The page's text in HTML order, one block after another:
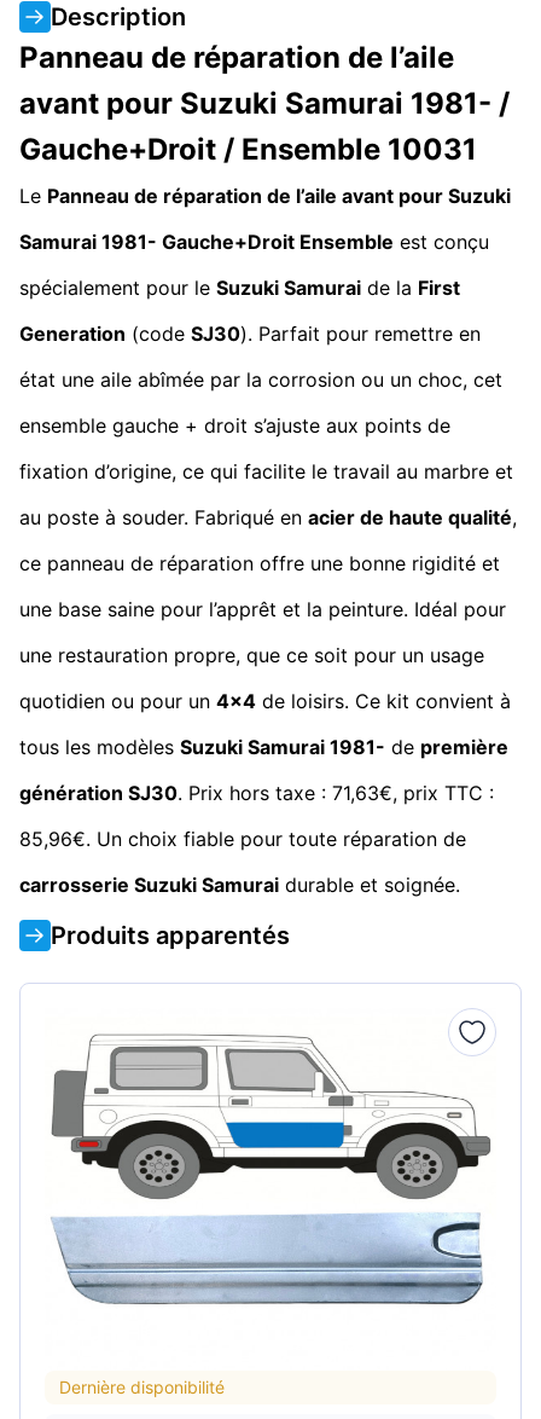
Description
Panneau de réparation de l’aile
avant pour Suzuki Samurai 1981- /
Gauche+Droit / Ensemble 10031
Le Panneau de réparation de l’aile avant pour Suzuki
Samurai 1981- Gauche+Droit Ensemble est conçu
spécialement pour le Suzuki Samurai de la First
Generation (code SJ30). Parfait pour remettre en
état une aile abîmée par la corrosion ou un choc, cet
ensemble gauche + droit s’ajuste aux points de
fixation d’origine, ce qui facilite le travail au marbre et
au poste à souder. Fabriqué en acier de haute qualité,
ce panneau de réparation offre une bonne rigidité et
une base saine pour l’apprêt et la peinture. Idéal pour
une restauration propre, que ce soit pour un usage
quotidien ou pour un 4x4 de loisirs. Ce kit convient à
tous les modèles Suzuki Samurai 1981- de première
génération SJ30. Prix hors taxe : 71,63€, prix TTC :
85,96€. Un choix fiable pour toute réparation de
carrosserie Suzuki Samurai durable et soignée.
Produits apparentés
Dernière disponibilité